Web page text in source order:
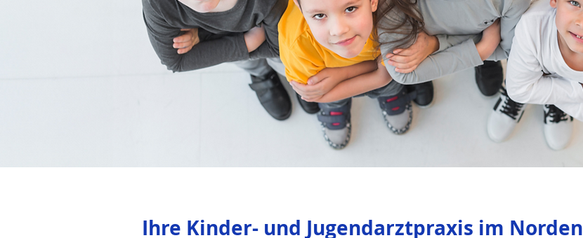
Ihre Kinder- und Jugendarztpraxis im